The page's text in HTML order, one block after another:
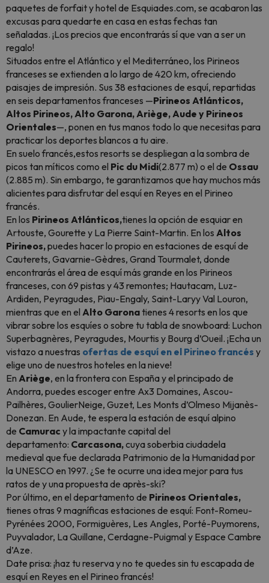
paquetes de forfait y hotel de Esquiades.com, se acabaron las
excusas para quedarte en casa en estas fechas tan
señaladas. ¡Los precios que encontrarás sí que van a ser un
regalo!
Situados entre el Atlántico y el Mediterráneo, los Pirineos
franceses se extienden a lo largo de 420 km, ofreciendo
paisajes de impresión. Sus 38 estaciones de esquí, repartidas
en seis departamentos franceses —Pirineos Atlánticos,
Altos Pirineos, Alto Garona, Ariège, Aude y Pirineos
Orientales—, ponen en tus manos todo lo que necesitas para
practicar los deportes blancos a tu aire.
En suelo francés,estos resorts se despliegan a la sombra de
picos tan míticos como el Pic du Midi(2.877 m) o el de Ossau
(2.885 m). Sin embargo, te garantizamos que hay muchos más
alicientes para disfrutar del esquí en Reyes en el Pirineo
francés.
En los Pirineos Atlánticos,tienes la opción de esquiar en
Artouste, Gourette y La Pierre Saint-Martin. En los Altos
Pirineos,puedes hacer lo propio en estaciones de esquí de
Cauterets, Gavarnie-Gèdres, Grand Tourmalet, donde
encontrarás el área de esquí más grande en los Pirineos
franceses, con 69 pistas y 43 remontes; Hautacam, Luz-
Ardiden, Peyragudes, Piau-Engaly, Saint-Laryy Val Louron,
mientras que en el Alto Garona tienes 4 resorts en los que
vibrar sobre los esquíes o sobre tu tabla de snowboard: Luchon
Superbagnères, Peyragudes, Mourtis y Bourg d’Oueil. ¡Echa un
vistazo a nuestras ofertas de esquí en el Pirineo francés y
elige uno de nuestros hoteles en la nieve!
En Ariège, en la frontera con España y el principado de
Andorra, puedes escoger entre Ax3 Domaines, Ascou-
Pailhères, GoulierNeige, Guzet, Les Monts d’Olmeso Mijanès-
Donezan. En Aude, te espera la estación de esquí alpino
de Camurac y la impactante capital del
departamento: Carcasona,cuya soberbia ciudadela
medieval que fue declarada Patrimonio de la Humanidad por
la UNESCO en 1997. ¿Se te ocurre una idea mejor para tus
ratos de y una propuesta de après-ski?
Por último, en el departamento de Pirineos Orientales,
tienes otras 9 magníficas estaciones de esquí: Font-Romeu-
Pyrénées 2000, Formiguères, Les Angles, Porté-Puymorens,
Puyvalador, La Quillane, Cerdagne-Puigmal y Espace Cambre
d’Aze.
Date prisa: ¡haz tu reserva y no te quedes sin tu escapada de
esquí en Reyes en el Pirineo francés!